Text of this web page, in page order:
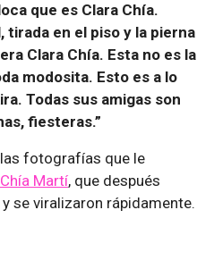
que es Clara Chía.
tirada en el piso y la pierna
Clara Chía. Esta no es la
modosita. Esto es a lo
Todas sus amigas son
fiesteras.”
fotografías que le
Martí, que después
se viralizaron rápidamente.